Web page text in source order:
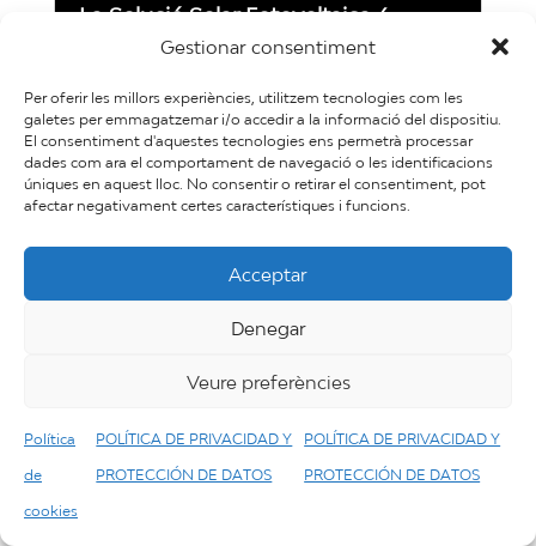
Gestionar consentiment
Per oferir les millors experiències, utilitzem tecnologies com les
galetes per emmagatzemar i/o accedir a la informació del dispositiu.
El consentiment d'aquestes tecnologies ens permetrà processar
dades com ara el comportament de navegació o les identificacions
úniques en aquest lloc. No consentir o retirar el consentiment, pot
afectar negativament certes característiques i funcions.
Acceptar
Denegar
Veure preferències
Política
de
cookies
POLÍTICA DE PRIVACIDAD Y
PROTECCIÓN DE DATOS
POLÍTICA DE PRIVACIDAD Y
PROTECCIÓN DE DATOS
La Solució Solar Fotovoltaica 6
kW OPTIM TRIFÀSIC conté:
Características
FV 10 kW Optim TRIFÀSIC